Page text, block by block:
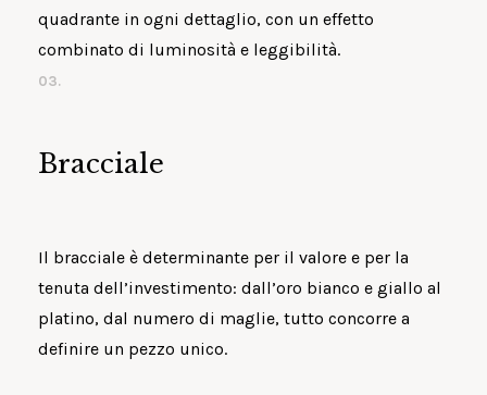
quadrante in ogni dettaglio, con un effetto
combinato di luminosità e leggibilità.
03.
Bracciale
Il bracciale è determinante per il valore e per la
tenuta dell’investimento: dall’oro bianco e giallo al
platino, dal numero di maglie, tutto concorre a
definire un pezzo unico.